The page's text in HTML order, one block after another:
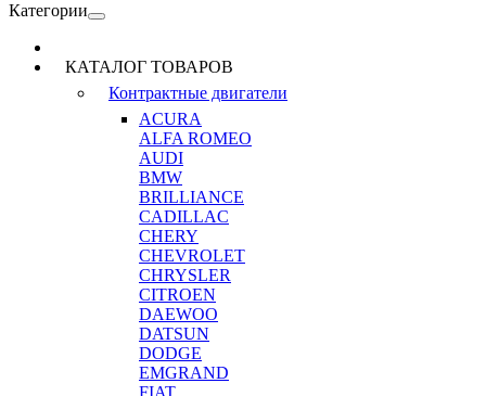
Категории
КАТАЛОГ ТОВАРОВ
Контрактные двигатели
ACURA
ALFA ROMEO
AUDI
BMW
BRILLIANCE
CADILLAC
CHERY
CHEVROLET
CHRYSLER
CITROEN
DAEWOO
DATSUN
DODGE
EMGRAND
FIAT